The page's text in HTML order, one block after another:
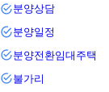
분양상담
분양일정
분양전환임대주택
불가리